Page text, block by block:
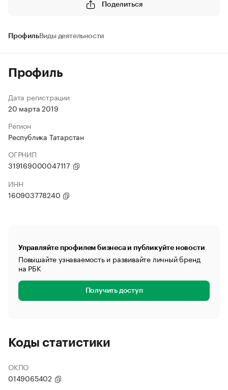
Поделиться
ПрофильВиды деятельности
Профиль
Дата регистрации
20 марта 2019
Регион
Республика Татарстан
ОГРНИП
319169000047117
ИНН
160903778240
Управляйте профилем бизнеса и публикуйте новости
Повышайте узнаваемость и развивайте личный бренд
на РБК
Получить доступ
Коды статистики
ОКПО
0149065402